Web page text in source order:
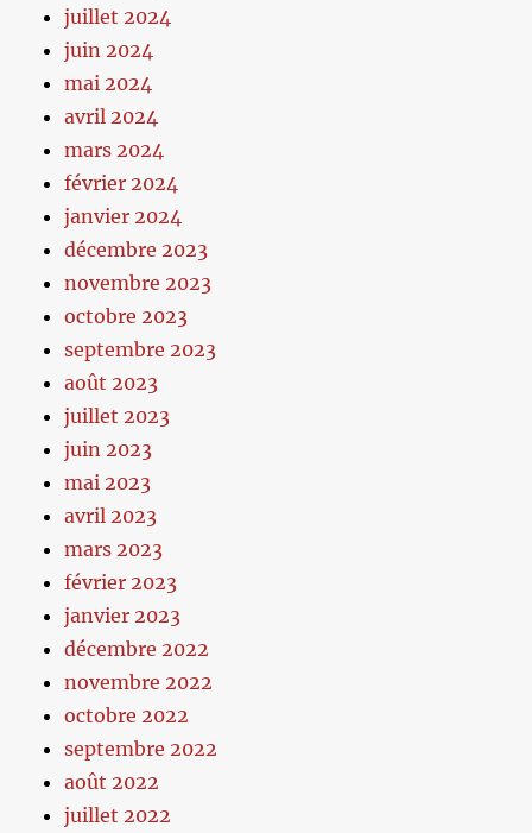
juillet 2024
juin 2024
mai 2024
avril 2024
mars 2024
février 2024
janvier 2024
décembre 2023
novembre 2023
octobre 2023
septembre 2023
août 2023
juillet 2023
juin 2023
mai 2023
avril 2023
mars 2023
février 2023
janvier 2023
décembre 2022
novembre 2022
octobre 2022
septembre 2022
août 2022
juillet 2022